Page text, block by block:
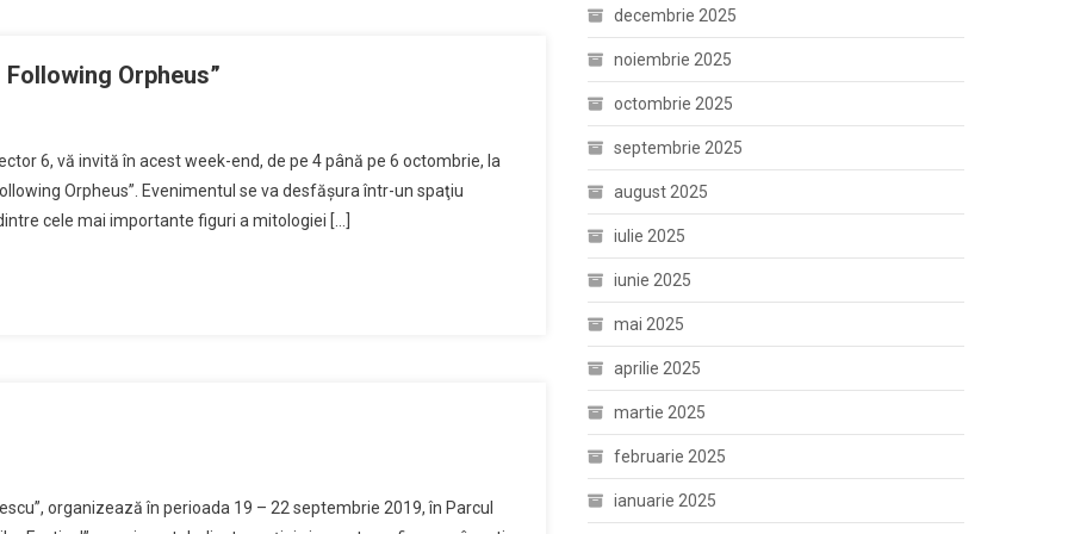
Orpheus”
6, vă invită în acest week-end, de pe 4 până pe 6 octombrie, la
Orpheus”. Evenimentul se va desfăşura într-un spaţiu
cele mai importante figuri a mitologiei […]
organizează în perioada 19 – 22 septembrie 2019, în Parcul
decembrie 2025
noiembrie 2025
octombrie 2025
septembrie 2025
august 2025
iulie 2025
iunie 2025
mai 2025
aprilie 2025
martie 2025
februarie 2025
ianuarie 2025